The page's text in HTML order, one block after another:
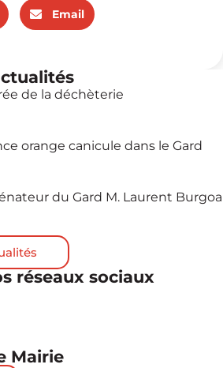
Email
de la déchèterie
orange canicule dans le Gard
du Gard M. Laurent Burgoa
réseaux sociaux
Mairie